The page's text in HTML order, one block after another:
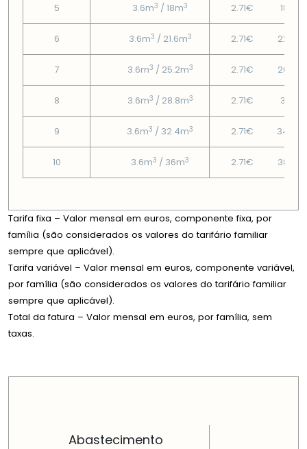
5 3.6m3 / 18m3 2.71€ 18.19€
6 3.6m3 / 21.6m3 2.71€
7 3.6m3 / 25.2m3 2.71€
8 3.6m3 / 28.8m3 2.71€ 30.3€
9 3.6m3 / 32.4m3 2.71€
10 3.6m3 / 36m3 2.71€
Tarifa fixa – Valor mensal em euros, componente fixa, por
família (são considerados os valores do tarifário familiar
sempre que aplicável).
Tarifa variável – Valor mensal em euros, componente variável,
por família (são considerados os valores do tarifário familiar
sempre que aplicável).
Total da fatura – Valor mensal em euros, por família, sem
taxas.
Abastecimento